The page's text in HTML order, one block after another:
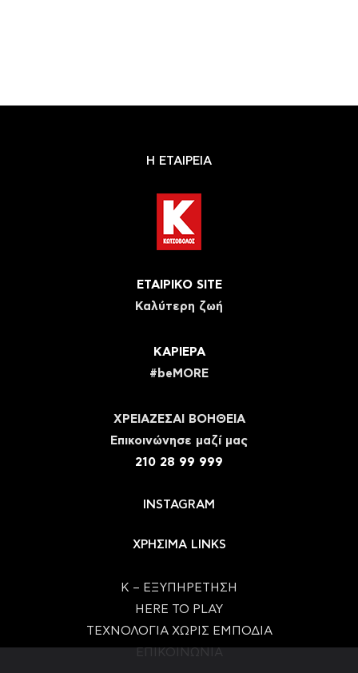
Η ΕΤΑΙΡΕΙΑ
ΕΤΑΙΡΙΚΟ SITE
Καλύτερη ζωή
ΚΑΡΙΕΡΑ
#beMORE
ΧΡΕΙΑΖΕΣΑΙ ΒΟΗΘΕΙΑ
Eπικοινώνησε μαζί μας
210 28 99 999
INSTAGRAM
ΧΡΗΣΙΜΑ LINKS
Κ – ΕΞΥΠΗΡΕΤΗΣΗ
HERE TO PLAY
ΤΕΧΝΟΛΟΓΙΑ ΧΩΡΙΣ ΕΜΠΟΔΙΑ